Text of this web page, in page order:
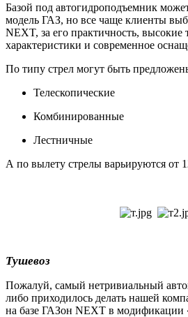
Базой под автогидроподъемник
модель ГАЗ, но все чаще клиенты
NEXT, за его практичность, высокие
характеристики и современное
По типу стрел могут быть
Телескопические
Комбинированные
Лестничные
А по вылету стрелы варьируются от
Тушевоз
Пожалуй, самый нетривиальный
либо приходилось делать нашей
на базе ГАЗон NEXT в модификации